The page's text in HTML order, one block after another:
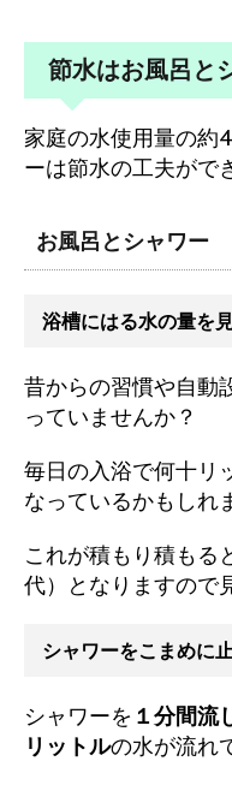
節水はお風呂と
家庭の水使用量の約
ーは節水の工夫がで
お風呂とシャワー
浴槽にはる水の量を
昔からの習慣や自動
っていませんか？
毎日の入浴で何十リ
なっているかもしれ
これが積もり積もる
代）となりますので
シャワーをこまめに
シャワーを １分間流
リットルの水が流れ